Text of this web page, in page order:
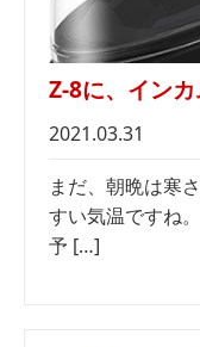
Z-8に、インカ
2021.03.31
まだ、朝晩は寒
すい気温ですね
予 […]